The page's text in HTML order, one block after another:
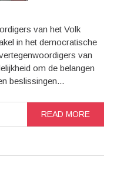
van het Volk
in het democratische
van
om de belangen
beslissingen...
READ MORE